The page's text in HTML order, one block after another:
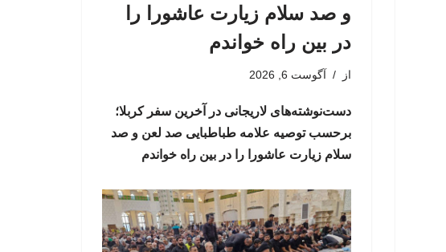
و صد سلام زیارت عاشورا را
در بین راه خواندم
از آگوست 6, 2026
دست‌نوشته‌های لاریجانی در آخرین سفر کربلا؛
برحسب توصیه علامه طباطبایی صد لعن و صد
سلام زیارت عاشورا را در بین راه خواندم